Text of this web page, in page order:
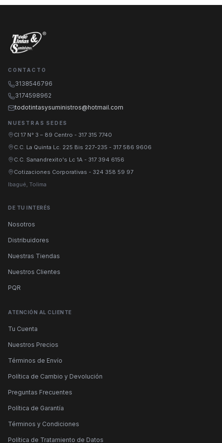
CONTACTO
3138546796
3174598962
todotintasysuministros@hotmail.com
NUESTRAS SEDES
Cl 17 N° 3 – 89 Centro - 317 315 7740
C.C. La Quinta Lc. 225 Bis 227-235 - 317 586 9606
C.C. Sanandrexito's Lc 1A - 317 394 6156
Cotizaciones Corporativas - 324 358 59 97
Ibagué, Tolima
DE TU INTERÉS
Nosotros
Distribuidores
Nuestras Tiendas
Nuestros Clientes
PQR
ATENCIÓN AL CLIENTE
Tu Cuenta
Nuestros Precios
Términos de Envío
Política de Cambio y Devolución
Preguntas Frecuentes
Política de Garantía
Términos y Condiciones
Política de Tratamiento de Datos